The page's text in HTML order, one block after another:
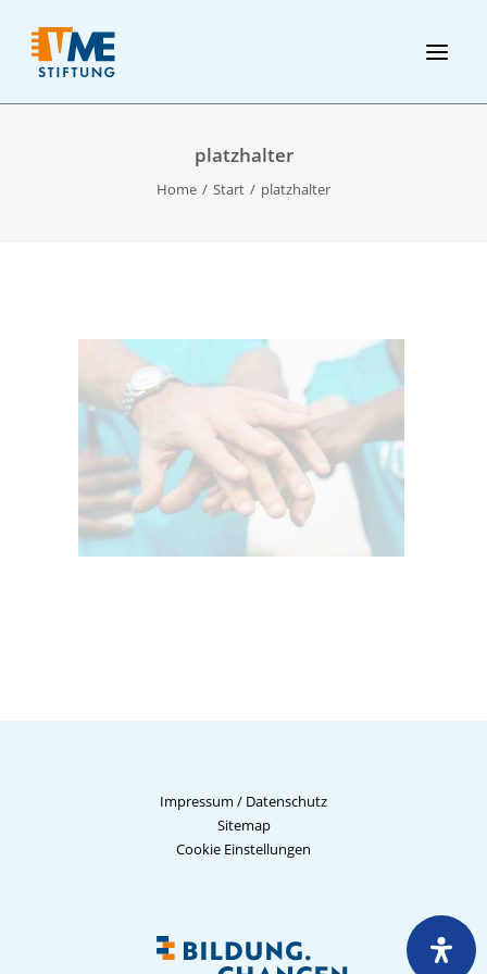
platzhalter
Home Start platzhalter
Impressum / Datenschutz
Sitemap
Cookie Einstellungen